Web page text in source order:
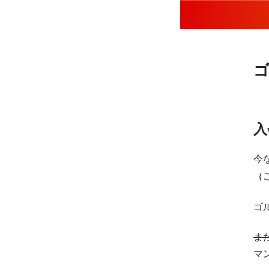
今
ゴ
ま
マ